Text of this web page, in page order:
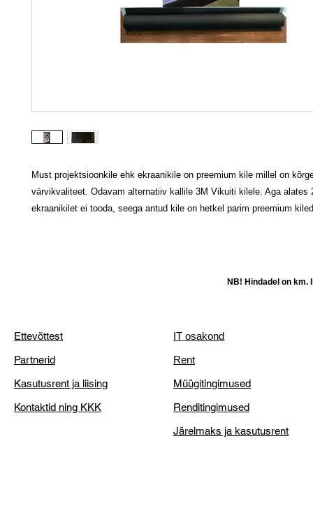
Must projektsioonkile ehk ekraanikile on preemium kile millel on
värvikvaliteet. Odavam alternatiiv kallile 3M Vikuiti kilele. Aga alates
ekraanikilet ei tooda, seega antud kile on hetkel parim preemium
NB! Hindadel on km.
Ettevõttest
Partnerid
Kasutusrent ja liising
Kontaktid ning KKK
IT osakond
Rent
Müügitingimused
Renditingimused
Järelmaks ja kasutusrent